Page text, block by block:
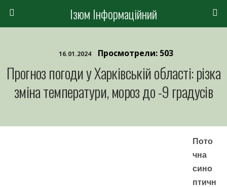
Ізюм Інформаційний
16.01.2024 Просмотрели: 503
Прогноз погоди у Харківській області: різка
зміна температури, мороз до -9 градусів
Пото
чна
сино
птичн